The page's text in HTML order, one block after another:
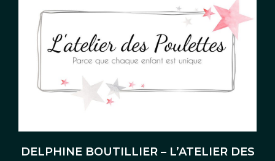
DELPHINE BOUTILLIER – L’ATELIER DES